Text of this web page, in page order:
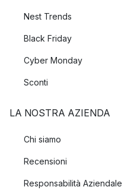
Nest Trends
Black Friday
Cyber Monday
Sconti
LA NOSTRA AZIENDA
Chi siamo
Recensioni
Responsabilità Aziendale